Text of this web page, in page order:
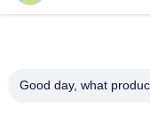
Good day, what